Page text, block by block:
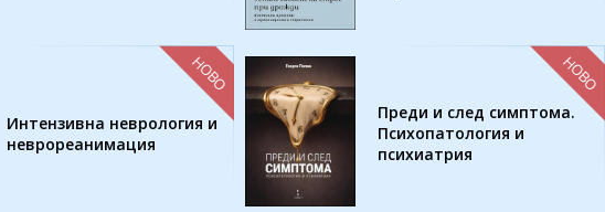
Интензивна неврология и
неврореанимация
НОВО
Преди и след симптома.
Психопатология и
психиатрия
НОВО